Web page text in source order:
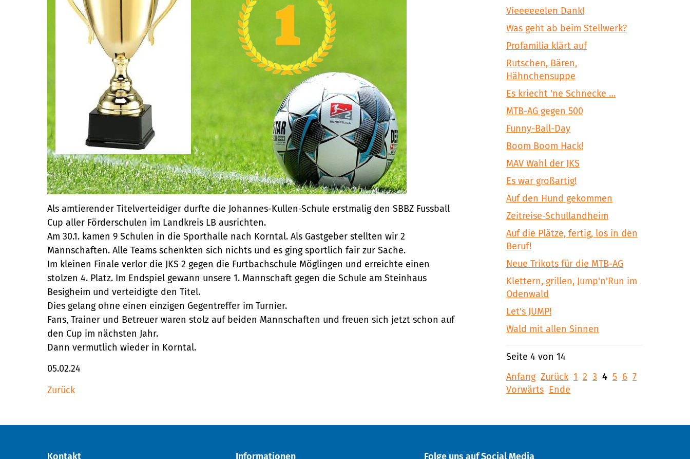
Als amtierender Titelverteidiger durfte die Johannes-Kullen-Schule erstmalig den SBBZ Fussball
Cup aller Förderschulen im Landkreis LB ausrichten.
Am 30.1. kamen 9 Schulen in die Sporthalle nach Korntal. Als Gastgeber stellten wir 2
Mannschaften. Alle Teams schenkten sich nichts und es ging sportlich fair zur Sache.
Im kleinen Finale verlor die JKS 2 gegen die Furtbachschule Möglingen und erreichte einen
stolzen 4. Platz. Im Endspiel gewann unsere 1. Mannschaft gegen die Schule am Steinhaus
Besigheim und verteidigte den Titel.
Dies gelang ohne einen einzigen Gegentreffer im Turnier.
Fans, Trainer und Betreuer waren stolz auf beiden Mannschaften und freuen sich jetzt schon auf
den Cup im nächsten Jahr.
Dann vermutlich wieder in Korntal.
05.02.24
Zurück
Vieeeeeelen Dank!
Was geht ab beim Stellwerk?
Profamilia klärt auf
Rutschen, Bären,
Hähnchensuppe
Es kriecht 'ne Schnecke …
MTB-AG gegen 500
Funny-Ball-Day
Boom Boom Hack!
MAV Wahl der JKS
Es war großartig!
Auf den Hund gekommen
Zeitreise-Schullandheim
Auf die Plätze, fertig, los in den
Beruf!
Neue Trikots für die MTB-AG
Klettern, grillen, Jump'n'Run im
Odenwald
Let's JUMP!
Wald mit allen Sinnen
Seite 4 von 14
Anfang Zurück 1 2 3 4 5 6 7
Vorwärts Ende
Kontakt Informationen Folge uns auf Social Media